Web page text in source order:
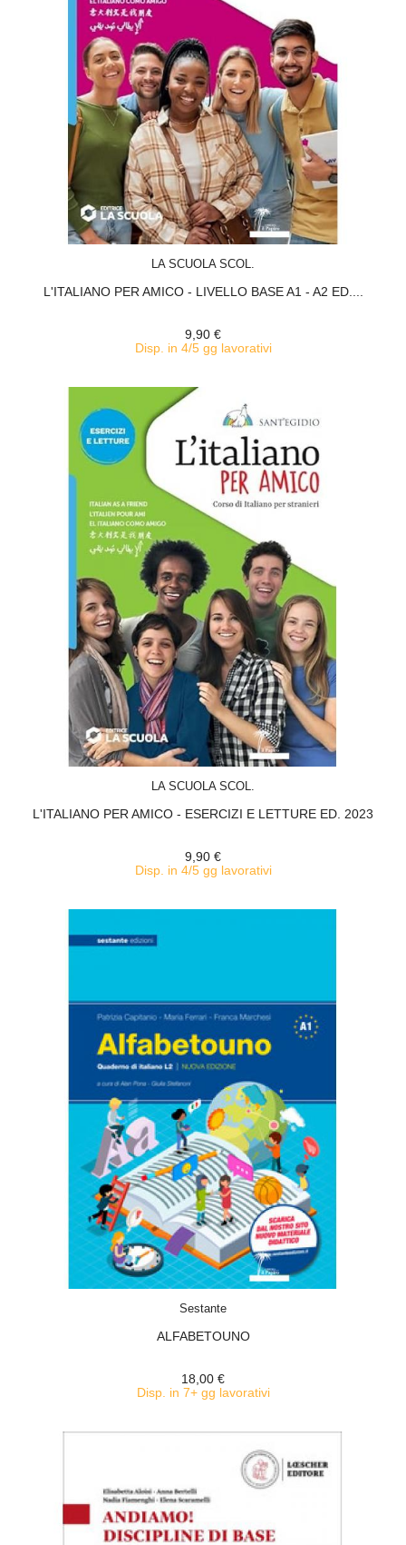
LA SCUOLA SCOL.
L'ITALIANO PER AMICO - LIVELLO BASE A1 - A2 ED....
9,90 €
Disp. in 4/5 gg lavorativi
LA SCUOLA SCOL.
L'ITALIANO PER AMICO - ESERCIZI E LETTURE ED. 2023
9,90 €
Disp. in 4/5 gg lavorativi
Sestante
ALFABETOUNO
18,00 €
Disp. in 7+ gg lavorativi